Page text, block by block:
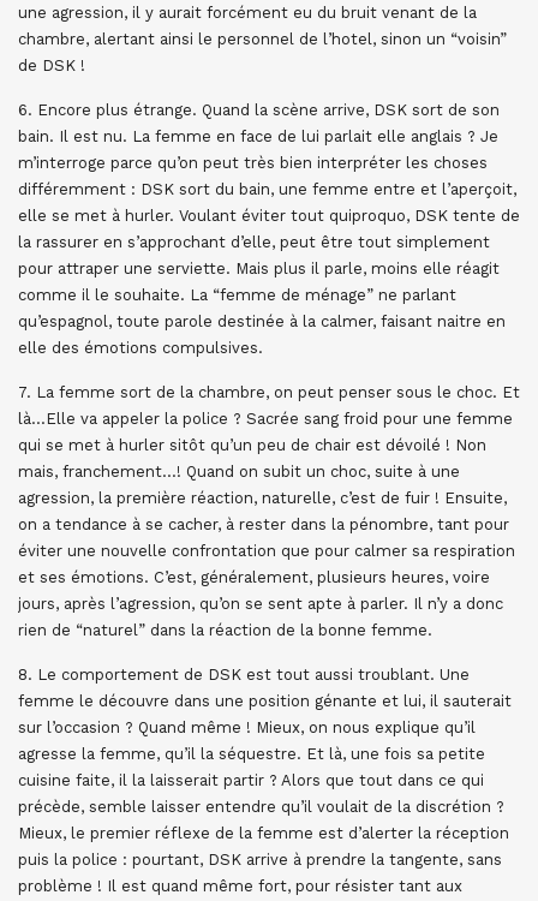
une agression, il y aurait forcément eu du bruit venant de la
chambre, alertant ainsi le personnel de l’hotel, sinon un “voisin”
de DSK !
6. Encore plus étrange. Quand la scène arrive, DSK sort de son
bain. Il est nu. La femme en face de lui parlait elle anglais ? Je
m’interroge parce qu’on peut très bien interpréter les choses
différemment : DSK sort du bain, une femme entre et l’aperçoit,
elle se met à hurler. Voulant éviter tout quiproquo, DSK tente de
la rassurer en s’approchant d’elle, peut être tout simplement
pour attraper une serviette. Mais plus il parle, moins elle réagit
comme il le souhaite. La “femme de ménage” ne parlant
qu’espagnol, toute parole destinée à la calmer, faisant naitre en
elle des émotions compulsives.
7. La femme sort de la chambre, on peut penser sous le choc. Et
là…Elle va appeler la police ? Sacrée sang froid pour une femme
qui se met à hurler sitôt qu’un peu de chair est dévoilé ! Non
mais, franchement…! Quand on subit un choc, suite à une
agression, la première réaction, naturelle, c’est de fuir ! Ensuite,
on a tendance à se cacher, à rester dans la pénombre, tant pour
éviter une nouvelle confrontation que pour calmer sa respiration
et ses émotions. C’est, généralement, plusieurs heures, voire
jours, après l’agression, qu’on se sent apte à parler. Il n’y a donc
rien de “naturel” dans la réaction de la bonne femme.
8. Le comportement de DSK est tout aussi troublant. Une
femme le découvre dans une position génante et lui, il sauterait
sur l’occasion ? Quand même ! Mieux, on nous explique qu’il
agresse la femme, qu’il la séquestre. Et là, une fois sa petite
cuisine faite, il la laisserait partir ? Alors que tout dans ce qui
précède, semble laisser entendre qu’il voulait de la discrétion ?
Mieux, le premier réflexe de la femme est d’alerter la réception
puis la police : pourtant, DSK arrive à prendre la tangente, sans
problème ! Il est quand même fort, pour résister tant aux